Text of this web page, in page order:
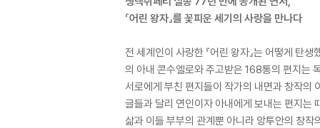
『어린 왕자』를 꽃피운 세기의 사랑을 만나다
전 세계인이 사랑한 『어린 왕자』는 어떻게 탄
의 아내 콘수엘로와 주고받은 168통의 편지는
서로에게 부친 편지들이 작가의 내면과 창작의
글들과 달리 연인이자 아내에게 보내는 편지는
삶과 이들 부부의 관계뿐 아니라 앙투안의 창